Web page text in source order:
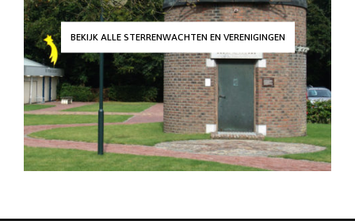
BEKIJK ALLE STERRENWACHTEN EN VERENIGINGEN